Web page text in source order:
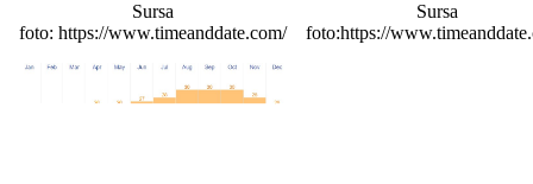
Sursa
foto: https://www.timeanddate.com/
Sursa
foto:https://